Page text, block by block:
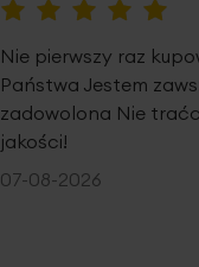
Nie pierwszy raz
Państwa Jestem
zadowolona Nie
jakości!
07-08-2026